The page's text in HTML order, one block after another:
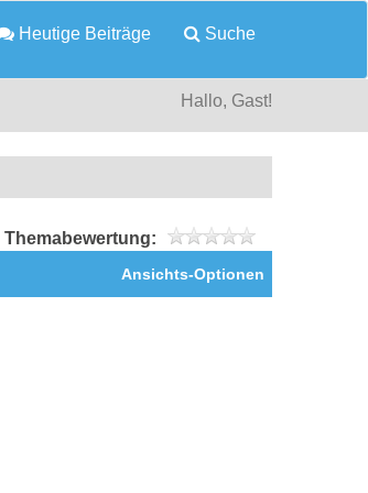
Heutige Beiträge Suche
Hallo, Gast!
Themabewertung:
Ansichts-Optionen